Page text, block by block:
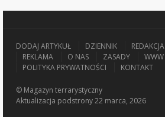
DODAJ ARTYKUŁ DZIENNIK REDAKCJA
REKLAMA
O NAS ZASADY WWW
POLITYKA PRYWATNOŚCI
KONTAKT
© Magazyn terrarystyczny
Aktualizacja podstrony 22 marca, 2026